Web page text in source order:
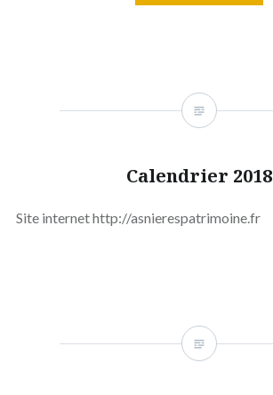
Calendrier 2018
Site internet http://asnierespatrimoine.fr